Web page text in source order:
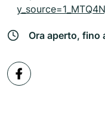
Ora aperto, fino